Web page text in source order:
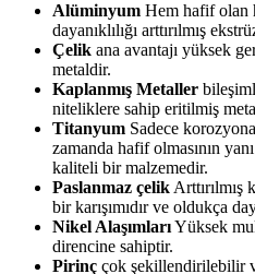
Alüminyum Hem hafif olan
dayanıklılığı arttırılmış
Çelik ana avantajı yüksek
metaldir.
Kaplanmış Metaller
niteliklere sahip eritilmiş
Titanyum Sadece
zamanda hafif olmasının
kaliteli bir malzemedir.
Paslanmaz çelik
bir karışımıdır ve oldukça
Nikel AlaşımlarıYüksek
direncine sahiptir.
Pirinç çok şekillendirilebilir